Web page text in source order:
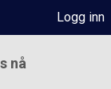
Logg inn
nå